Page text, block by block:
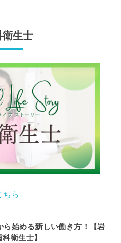
衛生士
ちら
ら始める新しい働き方！【岩
衛生士】